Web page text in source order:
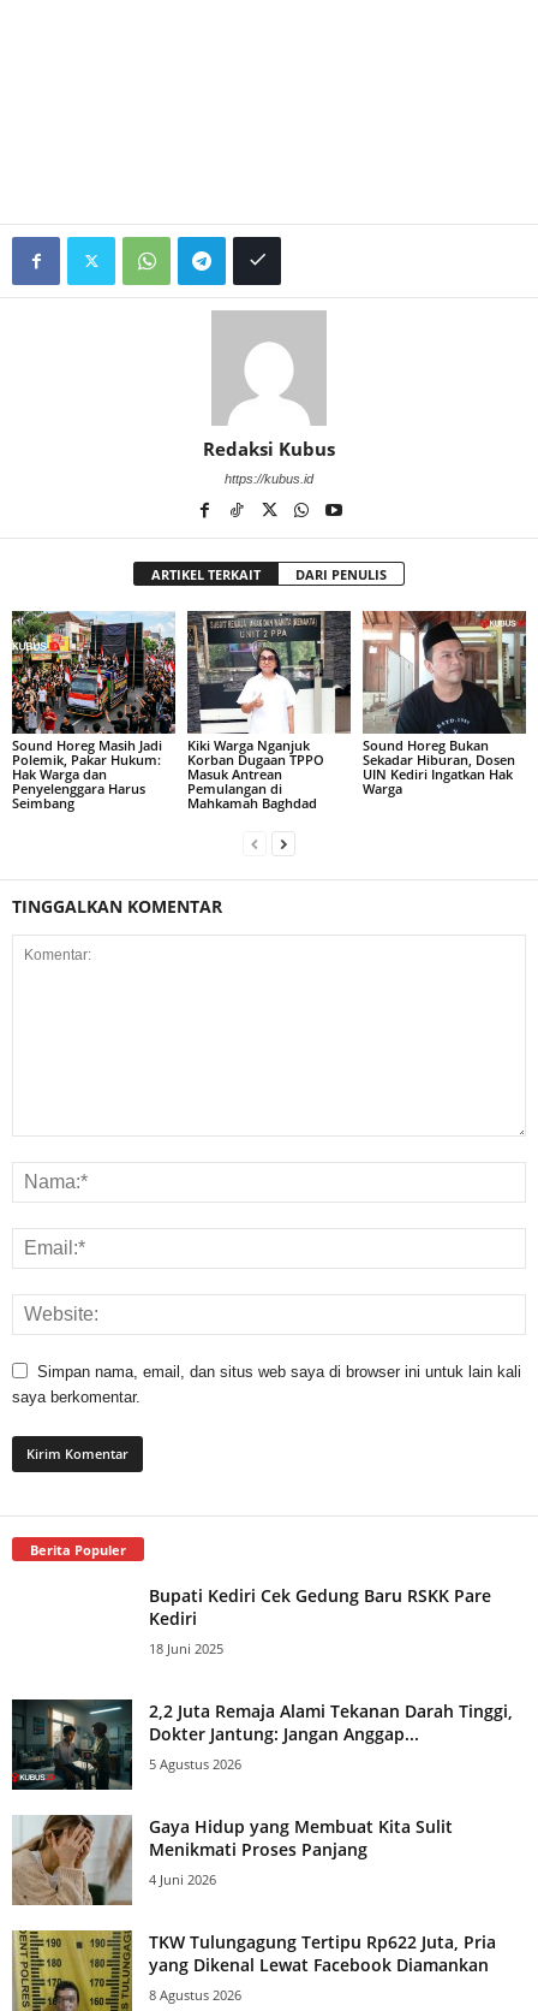
Redaksi Kubus
https://kubus.id
ARTIKEL TERKAIT DARI PENULIS
Sound Horeg Masih Jadi
Polemik, Pakar Hukum:
Hak Warga dan
Penyelenggara Harus
Seimbang
Kiki Warga Nganjuk
Korban Dugaan TPPO
Masuk Antrean
Pemulangan di
Mahkamah Baghdad
Sound Horeg Bukan
Sekadar Hiburan, Dosen
UIN Kediri Ingatkan Hak
Warga
TINGGALKAN KOMENTAR
Simpan nama, email, dan situs web saya di browser ini untuk lain kali
saya berkomentar.
Berita Populer
Bupati Kediri Cek Gedung Baru RSKK Pare
Kediri
18 Juni 2025
2,2 Juta Remaja Alami Tekanan Darah Tinggi,
Dokter Jantung: Jangan Anggap...
5 Agustus 2026
Gaya Hidup yang Membuat Kita Sulit
Menikmati Proses Panjang
4 Juni 2026
TKW Tulungagung Tertipu Rp622 Juta, Pria
yang Dikenal Lewat Facebook Diamankan
8 Agustus 2026